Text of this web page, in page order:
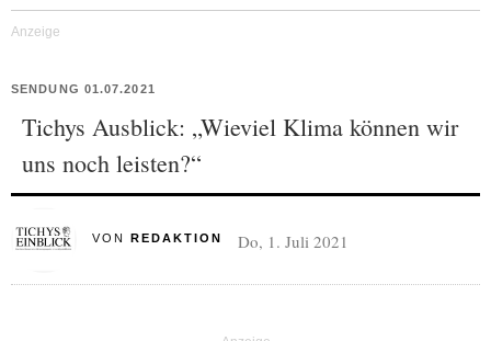
SENDUNG 01.07.2021
Tichys Ausblick: „Wieviel Klima können wir
uns noch leisten?“
VON REDAKTION Do, 1. Juli 2021